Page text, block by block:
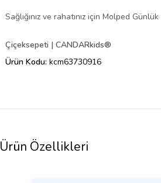
Sağlığınız ve rahatınız için Molped
Çiçeksepeti | CANDARkids®
Ürün Kodu: kcm63730916
Ürün Özellikleri